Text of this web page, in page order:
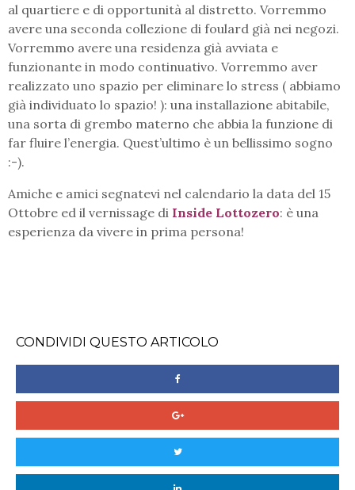
al quartiere e di opportunità al distretto. Vorremmo
avere una seconda collezione di foulard già nei negozi.
Vorremmo avere una residenza già avviata e
funzionante in modo continuativo. Vorremmo aver
realizzato uno spazio per eliminare lo stress ( abbiamo
già individuato lo spazio! ): una installazione abitabile,
una sorta di grembo materno che abbia la funzione di
far fluire l’energia. Quest’ultimo è un bellissimo sogno
:-).
Amiche e amici segnatevi nel calendario la data del 15
Ottobre ed il vernissage di Inside Lottozero: è una
esperienza da vivere in prima persona!
CONDIVIDI QUESTO ARTICOLO